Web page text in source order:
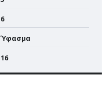
6
Ύφασμα
16